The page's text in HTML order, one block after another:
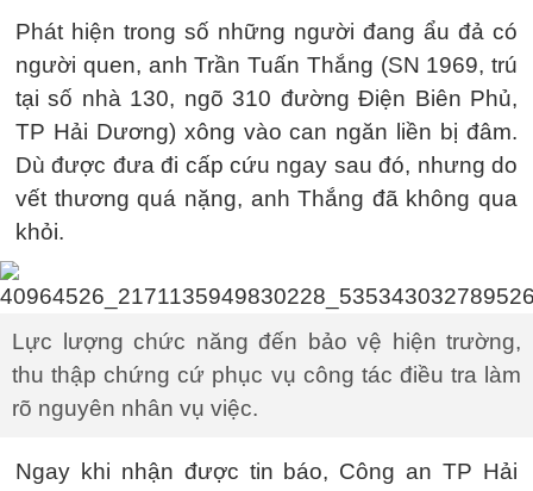
Phát hiện trong số những người đang ẩu đả có
người quen, anh Trần Tuấn Thắng (SN 1969, trú
tại số nhà 130, ngõ 310 đường Điện Biên Phủ,
TP Hải Dương) xông vào can ngăn liền bị đâm.
Dù được đưa đi cấp cứu ngay sau đó, nhưng do
vết thương quá nặng, anh Thắng đã không qua
khỏi.
Lực lượng chức năng đến bảo vệ hiện trường,
thu thập chứng cứ phục vụ công tác điều tra làm
rõ nguyên nhân vụ việc.
Ngay khi nhận được tin báo, Công an TP Hải